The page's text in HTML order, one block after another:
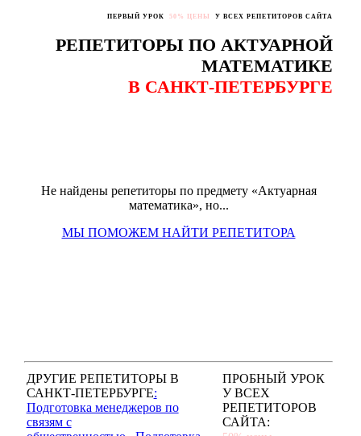
ПЕРВЫЙ УРОК 50% ЦЕНЫ У ВСЕХ РЕПЕТИТОРОВ САЙТА
РЕПЕТИТОРЫ ПО АКТУАРНОЙ
МАТЕМАТИКЕ
В САНКТ-ПЕТЕРБУРГЕ
Не найдены репетиторы по предмету «Актуарная
математика», но...
МЫ ПОМОЖЕМ НАЙТИ РЕПЕТИТОРА
ДРУГИЕ РЕПЕТИТОРЫ В
САНКТ-ПЕТЕРБУРГЕ:
Подготовка менеджеров по
связям с
ПРОБНЫЙ УРОК
У ВСЕХ
РЕПЕТИТОРОВ
САЙТА: